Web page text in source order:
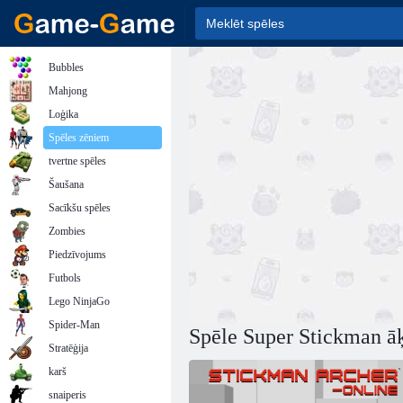
Spēle Super Stickman
Bubbles
Mahjong
Loģika
Spēles zēniem
tvertne spēles
Šaušana
Sacīkšu spēles
Zombies
Piedzīvojums
Futbols
Lego NinjaGo
Spider-Man
Stratēģija
karš
snaiperis